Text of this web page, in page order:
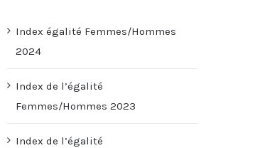
Index égalité Femmes/Hommes
2024
Index de l’égalité
Femmes/Hommes 2023
Index de l’égalité